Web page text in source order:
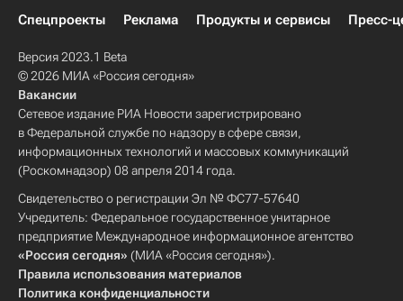
Спецпроекты
Реклама Продукты и сервисы Пресс-
Версия 2023.1 Beta
© 2026 МИА «Россия сегодня»
Вакансии
Сетевое издание РИА Новости зарегистрировано
в Федеральной службе по надзору в сфере связи,
информационных технологий и массовых коммуникаций
(Роскомнадзор) 08 апреля 2014 года.
Свидетельство о регистрации Эл № ФС77-57640
Учредитель: Федеральное государственное унитарное
предприятие Международное информационное агентство
«Россия сегодня» (МИА «Россия сегодня»).
Правила использования материалов
Политика конфиденциальности